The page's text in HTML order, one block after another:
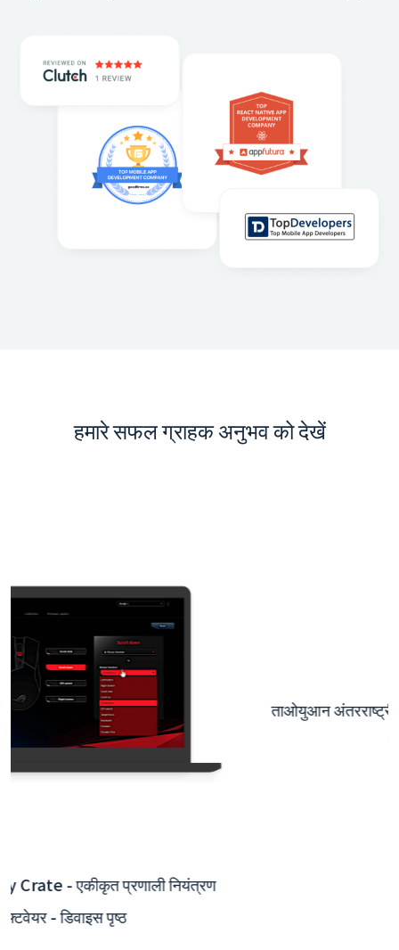
हमारे सफल ग्राहक अनुभव को देखें
ताओयुआन अंतरराष्ट्रीय हवाई अड्डा इंटरएक्टिव ऐप - बैकएंड